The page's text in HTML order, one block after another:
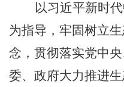
以习近平新时
为指导，牢固树立
念，贯彻落实党中
委、政府大力推进